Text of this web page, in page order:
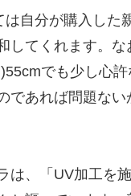
は自分が購入し
してくれます。
でも少し心
であれば問題な
は、「UV加工を